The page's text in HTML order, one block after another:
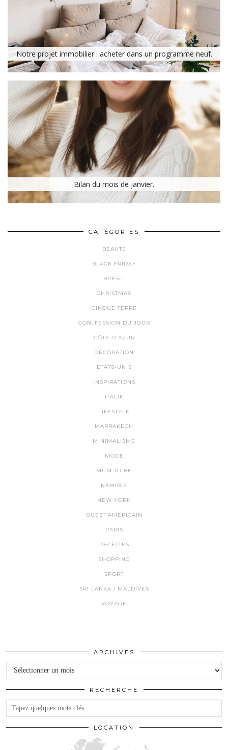
Notre projet immobilier : acheter dans un programme neuf.
Bilan du mois de janvier.
CATÉGORIES
BEAUTE
BLACK FRIDAY
BRÉSIL
CHRISTMAS
CINQUE TERRE
CON_FESSION DU JOUR
CÔTE D'AZUR
DECORATION
ÉTATS-UNIS
INSPIRATIONS
ITALIE
LIFESTYLE
MARRAKECH
MINIMALISME
MODE
MUM TO BE
NAMIBIE
NEW YORK
OUEST AMERICAIN
PARIS
RECETTES
SHOPPING
SPORT
SRI LANKA / MALDIVES
VOYAGE
ARCHIVES
Archives
RECHERCHE
LOCATION